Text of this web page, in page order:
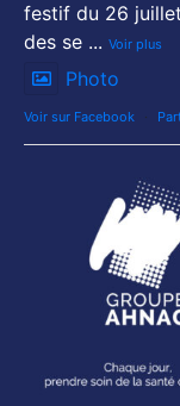
festif du 26
des se ... Voir plus
Photo
Voir sur Facebook ·